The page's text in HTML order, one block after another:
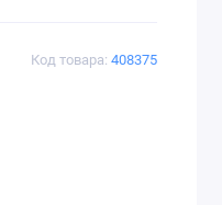
Код товара: 408375